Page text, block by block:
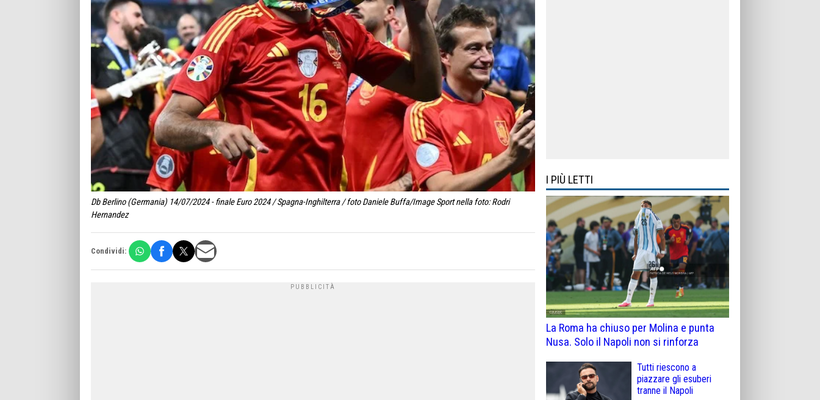
Db Berlino (Germania) 14/07/2024 - finale Euro 2024 / Spagna-Inghilterra / foto Daniele Buffa/Image Sport nella foto: Rodri
Hernandez
Condividi:
I PIÙ LETTI
La Roma ha chiuso per Molina e punta
Nusa. Solo il Napoli non si rinforza
Tutti riescono a
piazzare gli esuberi
tranne il Napoli